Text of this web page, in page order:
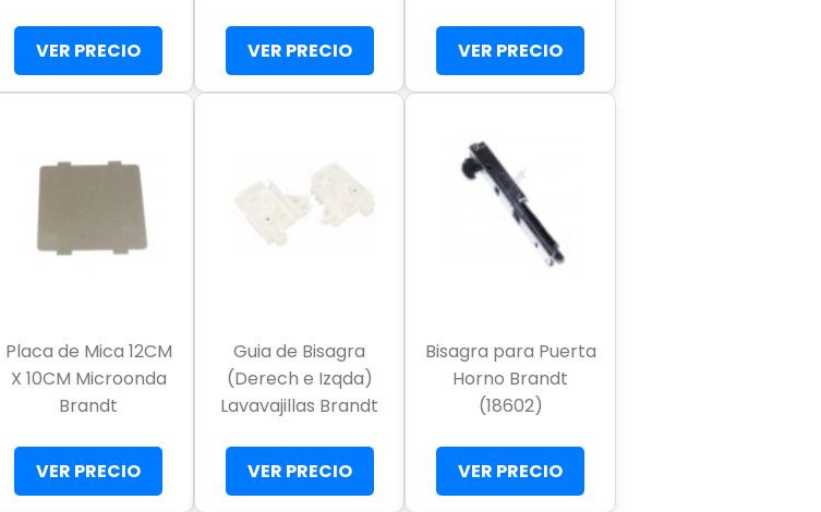
VER PRECIO VER PRECIO VER PRECIO
Placa de Mica 12CM
X 10CM Microonda
Brandt
VER PRECIO
Guia de Bisagra
(Derech e Izqda)
Lavavajillas Brandt
VER PRECIO
Bisagra para Puerta
Horno Brandt
(18602)
VER PRECIO